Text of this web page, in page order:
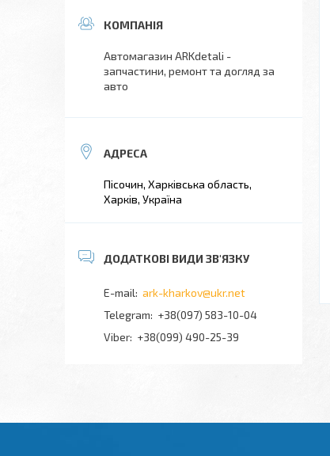
Автомагазин ARKdetali -
запчастини, ремонт та догляд за
авто
Пісочин, Харківська область,
Харків, Україна
ark-kharkov@ukr.net
+38(097) 583-10-04
+38(099) 490-25-39